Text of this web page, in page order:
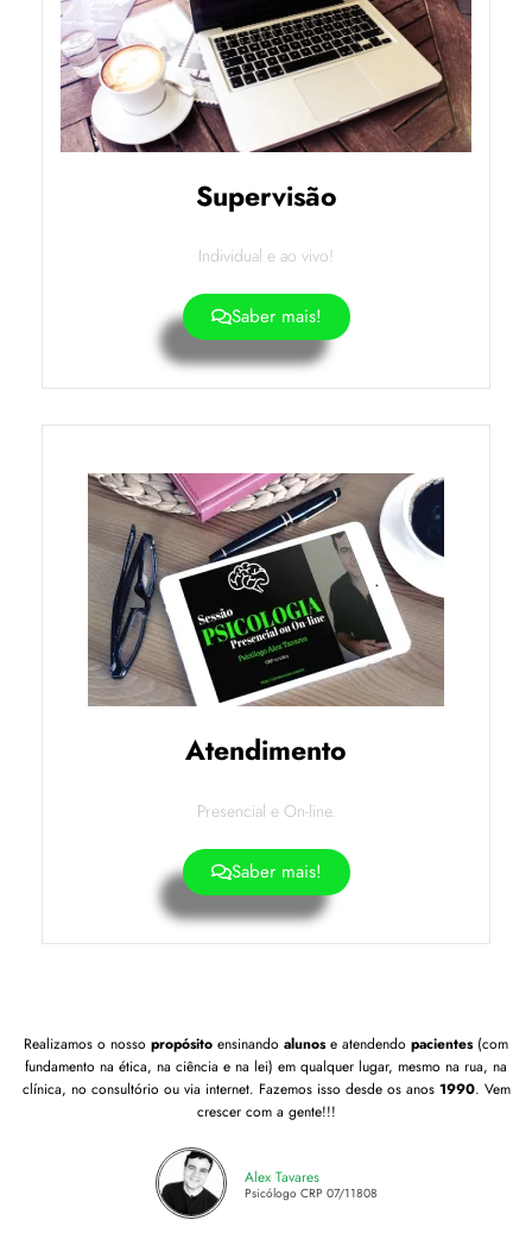
Supervisão
Individual e ao vivo!
Saber mais!
Atendimento
Presencial e On-line.
Saber mais!
Realizamos o nosso propósito ensinando alunose atendendo pacientes(com
fundamento na ética, na ciência e na lei) em qualquer lugar, mesmo na rua, na
clínica, no consultório ou via internet. Fazemos isso desde os anos 1990. Vem
crescer com a gente!!!
Alex Tavares
Psicólogo CRP 07/11808